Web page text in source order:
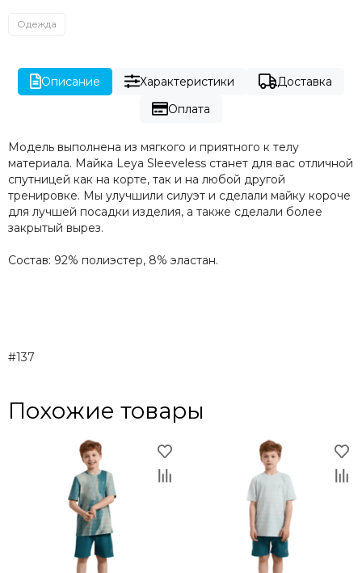
Одежда
Описание Характеристики
Доставка
Оплата
Модель выполнена из мягкого и приятного к телу
материала. Майка Leya Sleeveless станет для вас отличной
спутницей как на корте, так и на любой другой
тренировке. Мы улучшили силуэт и сделали майку короче
для лучшей посадки изделия, а также сделали более
закрытый вырез.
Состав: 92% полиэстер, 8% эластан.
#137
Похожие товары